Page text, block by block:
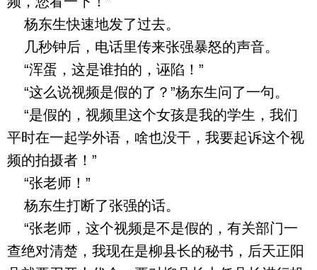
杨东生快速地发了过去。
几秒钟后，电话里传来张强暴怒的声音。
“浑蛋，这是谁拍的，诬陷！”
“这么说视频是假的了？”杨东生问了一句。
“是假的，视频里这个女孩是我的学生，我们
平时在一起学外语，啥也没干，我要起诉这个视
频的拍摄者！”
“张老师！”
杨东生打断了张强的话。
“张老师，这个视频是不是假的，有关部门一
查绝对清楚，我现在是柳县长的秘书，后天正阳